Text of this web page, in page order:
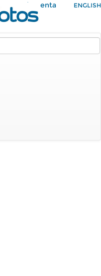
Mi Cuenta ENGLISH